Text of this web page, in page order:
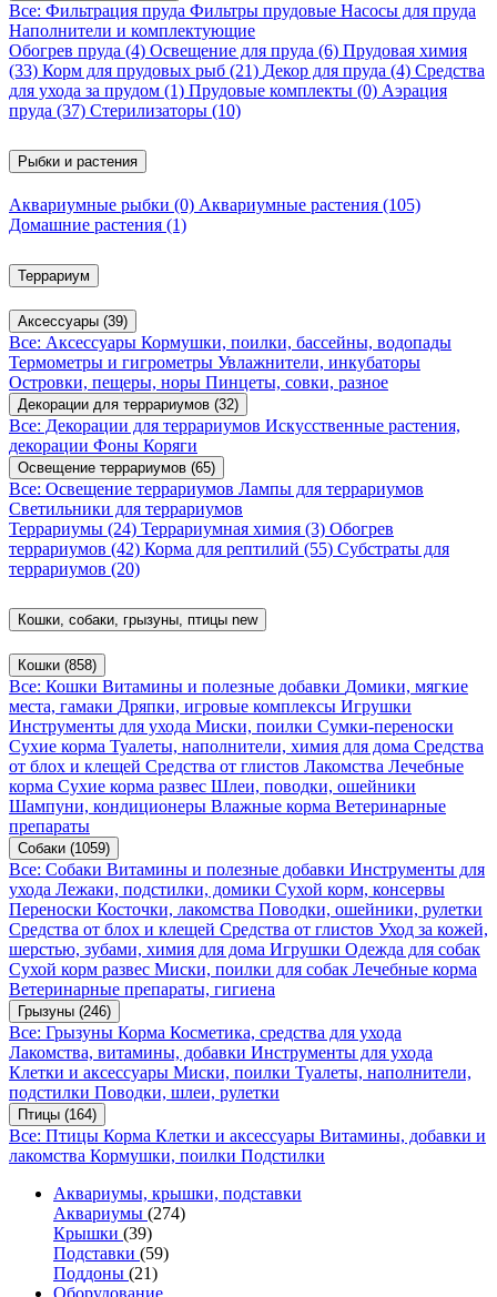
Все: Фильтрация пруда Фильтры прудовые Насосы для пруда
Наполнители и комплектующие
Обогрев пруда (4) Освещение для пруда (6) Прудовая химия
(33) Корм для прудовых рыб (21) Декор для пруда (4) Средства
для ухода за прудом (1) Прудовые комплекты (0) Аэрация
пруда (37) Стерилизаторы (10)
Рыбки и растения
Аквариумные рыбки (0) Аквариумные растения (105)
Домашние растения (1)
Террариум
Аксессуары (39)
Все: Аксессуары Кормушки, поилки, бассейны, водопады
Термометры и гигрометры Увлажнители, инкубаторы
Островки, пещеры, норы Пинцеты, совки, разное
Декорации для террариумов (32)
Все: Декорации для террариумов Искусственные растения,
декорации Фоны Коряги
Освещение террариумов (65)
Все: Освещение террариумов Лампы для террариумов
Светильники для террариумов
Террариумы (24) Террариумная химия (3) Обогрев
террариумов (42) Корма для рептилий (55) Субстраты для
террариумов (20)
Кошки, собаки, грызуны, птицы new
Кошки (858)
Все: Кошки Витамины и полезные добавки Домики, мягкие
места, гамаки Дряпки, игровые комплексы Игрушки
Инструменты для ухода Миски, поилки Сумки-переноски
Сухие корма Туалеты, наполнители, химия для дома Средства
от блох и клещей Средства от глистов Лакомства Лечебные
корма Сухие корма развес Шлеи, поводки, ошейники
Шампуни, кондиционеры Влажные корма Ветеринарные
препараты
Собаки (1059)
Все: Собаки Витамины и полезные добавки Инструменты для
ухода Лежаки, подстилки, домики Сухой корм, консервы
Переноски Косточки, лакомства Поводки, ошейники, рулетки
Средства от блох и клещей Средства от глистов Уход за кожей,
шерстью, зубами, химия для дома Игрушки Одежда для собак
Сухой корм развес Миски, поилки для собак Лечебные корма
Ветеринарные препараты, гигиена
Грызуны (246)
Все: Грызуны Корма Косметика, средства для ухода
Лакомства, витамины, добавки Инструменты для ухода
Клетки и аксессуары Миски, поилки Туалеты, наполнители,
подстилки Поводки, шлеи, рулетки
Птицы (164)
Все: Птицы Корма Клетки и аксессуары Витамины, добавки и
лакомства Кормушки, поилки Подстилки
Аквариумы, крышки, подставки
Аквариумы (274)
Крышки (39)
Подставки (59)
Поддоны (21)
Оборудование